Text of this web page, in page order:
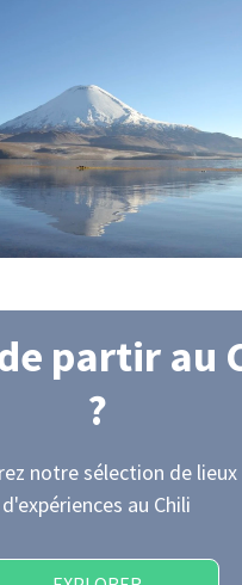
partir au
?
notre sélection de
d'expériences au Chili